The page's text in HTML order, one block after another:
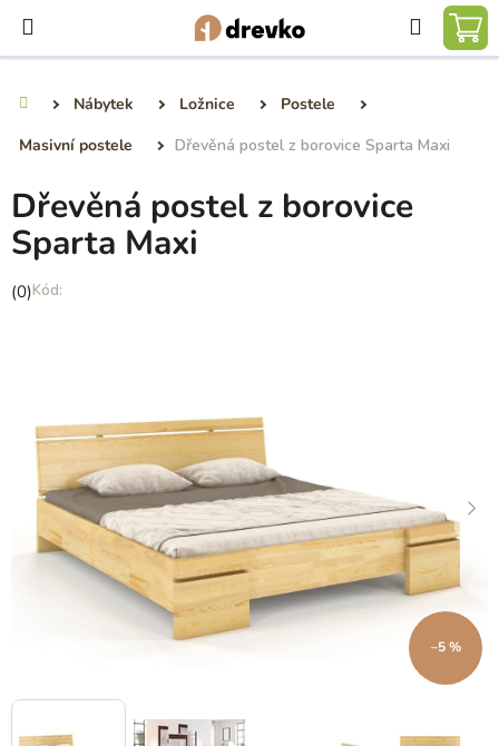
obsah
Hledat
Nábytek Ložnice
Postele
Masivní postele
Dřevěná postel z borovice Sparta Maxi
Dřevěná postel z borovice
Sparta Maxi
Průměrné
hvězdiček.
(0)
–5 %